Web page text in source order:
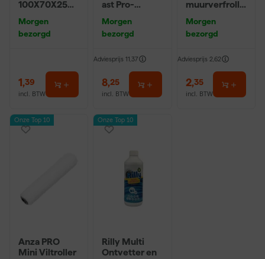
100X70X25m
P220
Morgen
bezorgd
1,39
incl. BTW
ast Pro-
10 (2cm)
Morgen
bezorgd
Adviesprijs 11,37
8,25
incl. BTW
muurverfrolle
Morgen
bezorgd
Adviesprijs 2,62
2,35
incl. BTW
Onze Top 10
Anza PRO
Mini Viltroller
Onze Top 10
Rilly Multi
Ontvetter en